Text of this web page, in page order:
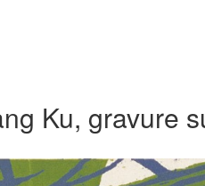
Ku, gravure